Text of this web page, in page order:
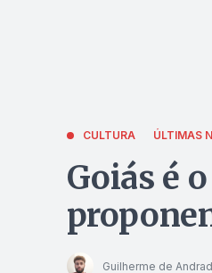
CULTURA ÚLTIMAS
Goiás é
Guilherme de